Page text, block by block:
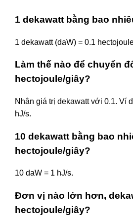
1 dekawatt bằng bao
1 dekawatt (daW) = 0.1
Làm thế nào để chuyển
hectojoule/giây?
Nhân giá trị dekawatt với 0.1. Ví
hJ/s.
10 dekawatt bằng bao
hectojoule/giây?
10 daW = 1 hJ/s.
Đơn vị nào lớn hơn,
hectojoule/giây?